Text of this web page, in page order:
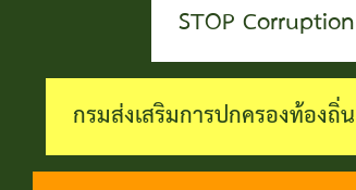
ตรวจ
สอบ
ราย
สาธารณสุข
และสิ่ง
แวดล้อม
ที่น่า
ช่อง
ทางการ
รับฟัง
STOP Corruption
กรมส่งเสริมการปกครองท้องถิ่น